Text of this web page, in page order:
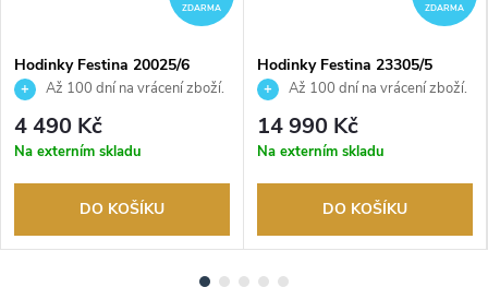
ZDARMA
Hodinky Festina 20025/6
Až 100 dní na vrácení zboží.
Autorizovaný prodejce.
4 490 Kč
Na externím skladu
DO KOŠÍKU
ZDARMA
Hodinky Festina 23305/5
Až 100 dní na vrácení zboží.
Autorizovaný prodejce.
14 990 Kč
Na externím skladu
DO KOŠÍKU